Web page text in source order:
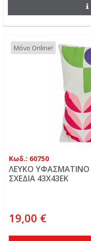
Μόνο Online!
Κωδ.: 60750
ΛΕΥΚΟ ΥΦΑΣΜΑΤΙΝΟ
ΣΧΕΔΙΑ 43Χ43ΕΚ
19,00 €